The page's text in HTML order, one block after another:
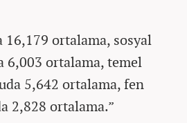
16,179 ortalama, sosyal
6,003 ortalama, temel
5,642 ortalama, fen
2,828 ortalama.”